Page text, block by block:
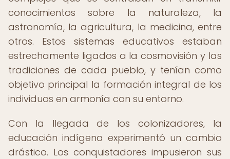
conocimientos sobre la naturaleza, la
astronomía, la agricultura, la medicina, entre
otros. Estos sistemas educativos estaban
estrechamente ligados a la cosmovisión y las
tradiciones de cada pueblo, y tenían como
objetivo principal la formación integral de los
individuos en armonía con su entorno.
Con la llegada de los colonizadores, la
educación indígena experimentó un cambio
drástico. Los conquistadores impusieron sus